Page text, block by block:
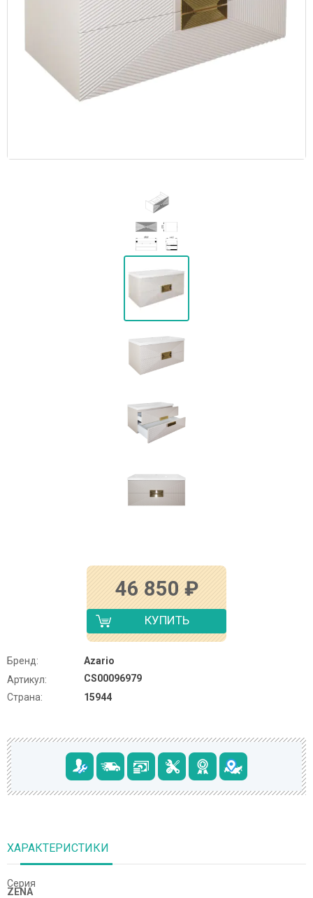
46 850 ₽
КУПИТЬ
Бренд:
Azario
Артикул:
CS00096979
Страна:
15944
ХАРАКТЕРИСТИКИ
Серия
ZENA